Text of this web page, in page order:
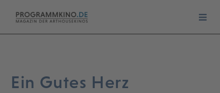
Ein Gutes Herz